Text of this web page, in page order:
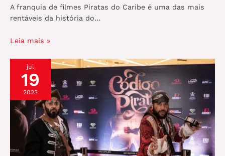
A franquia de filmes Piratas do Caribe é uma das mais
rentáveis da história do…
Leia mais »
jul
19
2023